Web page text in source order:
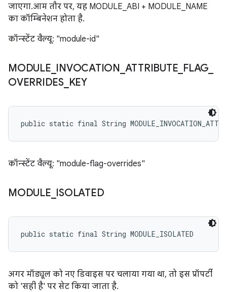
जाएगा. आम तौर पर, यह MODULE_ABI + MODULE_NAME
का कॉम्बिनेशन होता है.
कॉन्स्टेंट वैल्यू: "module-id"
MODULE INVOCATION ATTRIBUTE FLAG
OVERRIDES_ KEY
public static final String
कॉन्स्टेंट वैल्यू: "module-flag-overrides"
MODULE ISOLATED
public static final String MODULE_ISOLATED
अगर मॉड्यूल को नए डिवाइस पर चलाया गया था, तो इस प्रॉपर्टी
को 'सही है' पर सेट किया जाता है.